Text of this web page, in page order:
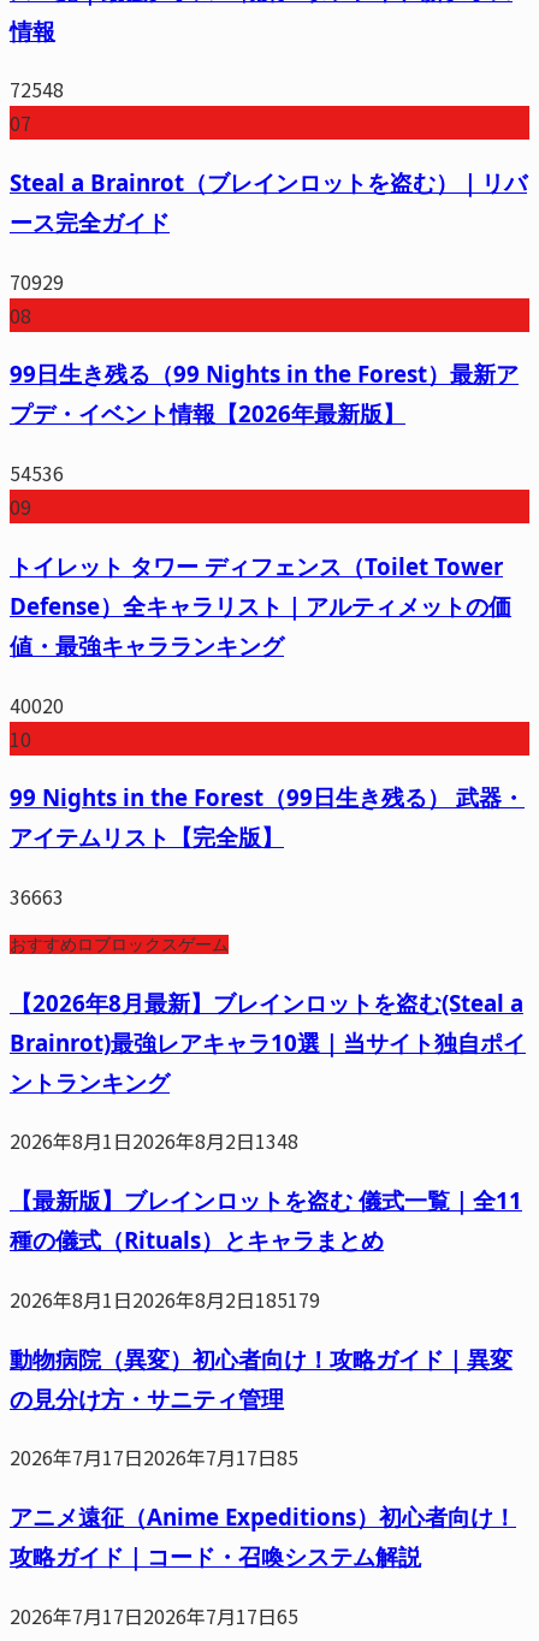
情報
72548
07
Steal a Brainrot（ブレインロットを盗む）｜リバ
ース完全ガイド
70929
08
99日生き残る（99 Nights in the Forest）最新ア
プデ・イベント情報【2026年最新版】
54536
09
トイレット タワー ディフェンス（Toilet Tower
Defense）全キャラリスト｜アルティメットの価
値・最強キャラランキング
40020
10
99 Nights in the Forest（99日生き残る） 武器・
アイテムリスト【完全版】
36663
おすすめロブロックスゲーム
【2026年8月最新】ブレインロットを盗む(Steal a
Brainrot)最強レアキャラ10選｜当サイト独自ポイ
ントランキング
2026年8月1日2026年8月2日1348
【最新版】ブレインロットを盗む 儀式一覧｜全11
種の儀式（Rituals）とキャラまとめ
2026年8月1日2026年8月2日185179
動物病院（異変）初心者向け！攻略ガイド｜異変
の見分け方・サニティ管理
2026年7月17日2026年7月17日85
アニメ遠征（Anime Expeditions）初心者向け！
攻略ガイド｜コード・召喚システム解説
2026年7月17日2026年7月17日65